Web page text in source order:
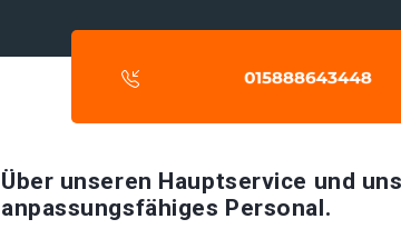
Über unseren Hauptservice und
anpassungsfähiges Personal.